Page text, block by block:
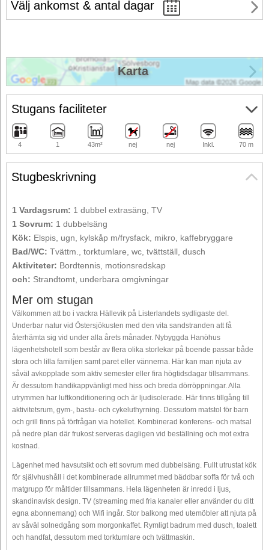
Välj ankomst & antal dagar
Stugbeskrivning
1 Vardagsrum: 1 dubbel extrasäng, TV
1 Sovrum: 1 dubbelsäng
Kök: Elspis, ugn, kylskåp m/frysfack, mikro, kaffebryggare
Bad/WC: Tvättm., torktumlare, wc, tvättställ, dusch
Aktiviteter: Bordtennis, motionsredskap
och: Strandtomt, underbara omgivningar
Mer om stugan
Välkommen att bo i vackra Hällevik på Listerlandets sydligaste del.
Underbar natur vid Östersjökusten med den vita sandstranden att få
återhämta sig vid under alla årets månader. Nybyggda Hanöhus
lägenhetshotell som består av flera olika storlekar på boende passar både
stora och lilla familjen samt paret eller vännerna. Här kan man njuta av
såväl avkopplade som aktiv semester eller fira högtidsdagar tillsammans.
Är dessutom handikappvänligt med hiss och breda dörröppningar. Alla
utrymmen har luftkonditionering och är ljudisolerade. Här finns tillgång till
aktivitetsrum, gym-, bastu- och cykeluthyrning. Dessutom matstol för barn
och grill finns på förfrågan via hotellet. Kombinerad konferens- och matsal
på nedre plan där frukost serveras dagligen vid beställning och mot extra
kostnad.
Lägenhet med havsutsikt och ett sovrum med dubbelsäng. Fullt utrustat kök
för självhushåll i det kombinerade allrummet med bäddbar soffa för två och
matgrupp för måltider tillsammans. Hela lägenheten är inredd i ljus,
skandinavisk design. TV (streaming med fria kanaler eller använder du ditt
egna abonnemang) och Wifi ingår. Stor balkong med utemöbler att njuta på
av såväl solnedgång som morgonkaffet. Rymligt badrum med dusch, toalett
och handfat, dessutom med torktumlare och tvättmaskin.
Stugans faciliteter
4 1 43m² nej nej Inkl. 70 m
Karta